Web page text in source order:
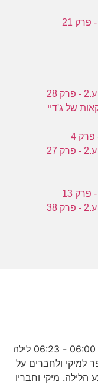
של ג'דיי
מועדון החברים של מיקי מאוס+ - פרק 28 06:00 - 06:23 לילה
למיקי ולחברים על
מיקי וחבריו